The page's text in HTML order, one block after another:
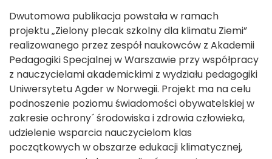
Dwutomowa publikacja powstała w ramach
projektu „Zielony plecak szkolny dla klimatu Ziemi”
realizowanego przez zespół naukowców z Akademii
Pedagogiki Specjalnej w Warszawie przy współpracy
z nauczycielami akademickimi z wydziału pedagogiki
Uniwersytetu Agder w Norwegii. Projekt ma na celu
podnoszenie poziomu świadomości obywatelskiej w
zakresie ochrony´ środowiska i zdrowia człowieka,
udzielenie wsparcia nauczycielom klas
początkowych w obszarze edukacji klimatycznej,